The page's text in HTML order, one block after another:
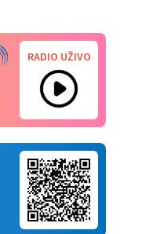
RADIO UŽIVO